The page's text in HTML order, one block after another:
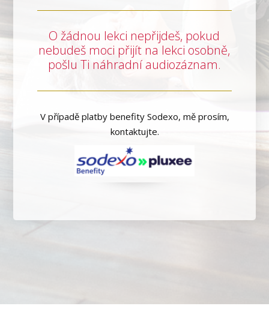
O žádnou lekci nepřijdeš, pokud
nebudeš moci přijít na lekci osobně,
pošlu Ti náhradní audiozáznam.
V případě platby benefity Sodexo, mě prosím,
kontaktujte.